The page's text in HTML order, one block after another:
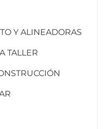
Y ALINEADORAS
TALLER